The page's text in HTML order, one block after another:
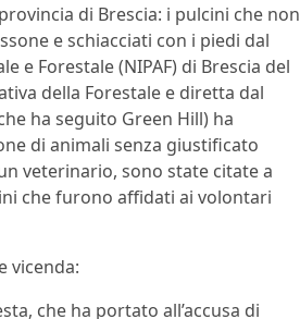
di Brescia: i pulcini che non
e schiacciati con i piedi dal
e Forestale (NIPAF) di Brescia del
della Forestale e diretta dal
ha seguito Green Hill) ha
di animali senza giustificato
veterinario, sono state citate a
che furono affidati ai volontari
vicenda:
che ha portato all’accusa di